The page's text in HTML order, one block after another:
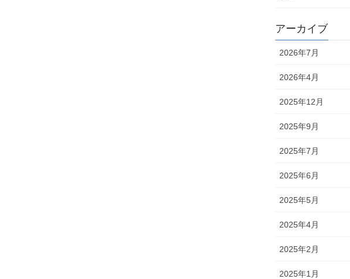
アーカイブ
2026年7月
2026年4月
2025年12月
2025年9月
2025年7月
2025年6月
2025年5月
2025年4月
2025年2月
2025年1月